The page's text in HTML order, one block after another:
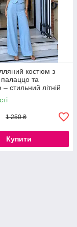
костюм з
та
стильний літній
жатого льону 42/44,
1 250 ₴
Купити